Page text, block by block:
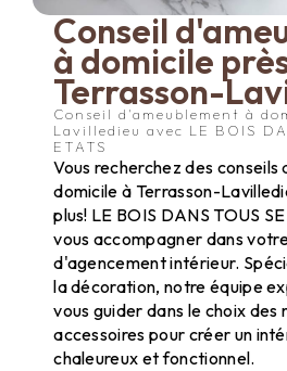
Conseil
à domicile
Terrasson-
Conseil d'ameublement à
Lavilledieu avec LE BOIS
ETATS
Vous recherchez des
domicile à Terrasson-
plus! LE BOIS DANS TOUS
vous accompagner dans
d'agencement intérieur.
la décoration, notre équipe
vous guider dans le choix des
accessoires pour créer un
chaleureux et fonctionnel.